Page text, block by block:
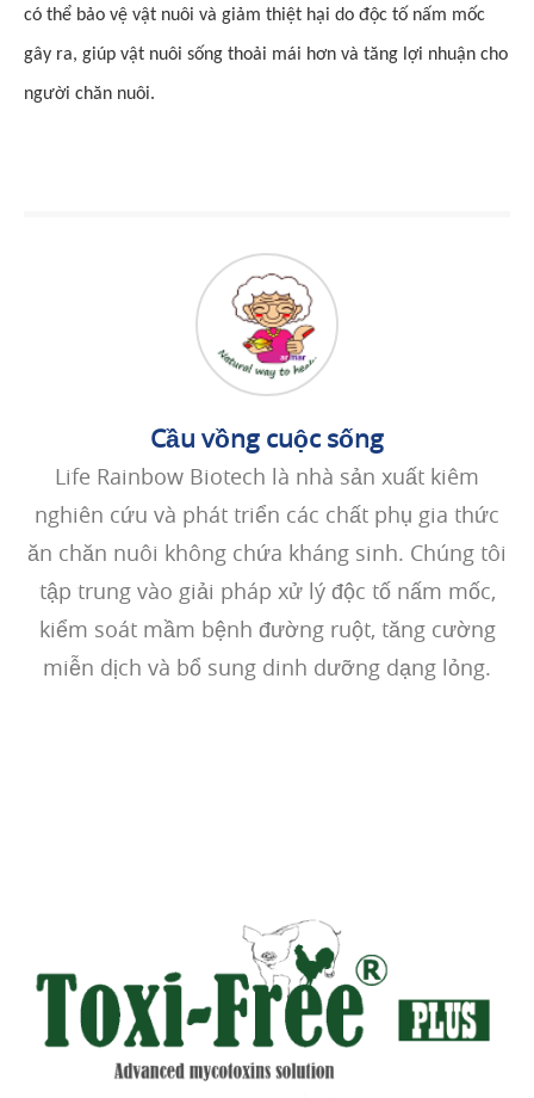
có thể bảo vệ vật nuôi và giảm thiệt hại do độc tố nấm mốc
gây ra, giúp vật nuôi sống thoải mái hơn và tăng lợi nhuận cho
người chăn nuôi.
Cầu vồng cuộc sống
Life Rainbow Biotech là nhà sản xuất kiêm
nghiên cứu và phát triển các chất phụ gia thức
ăn chăn nuôi không chứa kháng sinh. Chúng tôi
tập trung vào giải pháp xử lý độc tố nấm mốc,
kiểm soát mầm bệnh đường ruột, tăng cường
miễn dịch và bổ sung dinh dưỡng dạng lỏng.